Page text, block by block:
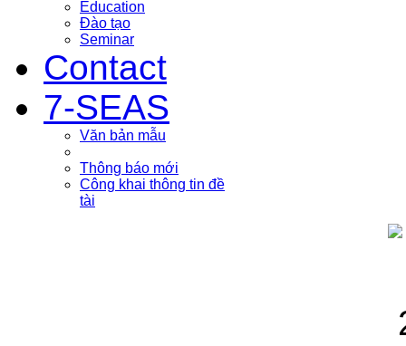
Education
Đào tạo
Seminar
Contact
7-SEAS
Văn bản mẫu
Thông báo mới
Công khai thông tin đề
tài